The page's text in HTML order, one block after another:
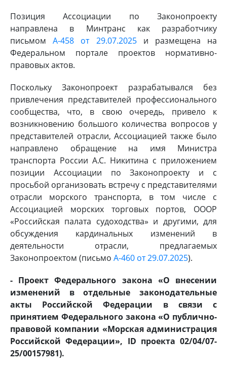
Позиция Ассоциации по Законопроекту
направлена в Минтранс как разработчику
письмомА-458 от 29.07.2025и размещена на
Федеральном портале проектов нормативно-
правовых актов.
Поскольку Законопроект разрабатывался без
привлечения представителей профессионального
сообщества, что, в свою очередь, привело к
возникновению большого количества вопросов у
представителей отрасли, Ассоциацией также было
направлено обращение на имя Министра
транспорта России А.С. Никитина с приложением
позиции Ассоциации по Законопроекту и с
просьбой организовать встречу с представителями
отрасли морского транспорта, в том числе с
Ассоциацией морских торговых портов, ОООР
«Российская палата судоходства» и другими, для
обсуждения кардинальных изменений в
деятельности отрасли, предлагаемых
Законопроектом (письмо А-460 от 29.07.2025).
- Проект Федерального закона «О внесении
изменений в отдельные законодательные
акты Российской Федерации в связи с
принятием Федерального закона «О публично-
правовой компании «Морская администрация
Российской Федерации», ID проекта 02/04/07-
25/00157981).